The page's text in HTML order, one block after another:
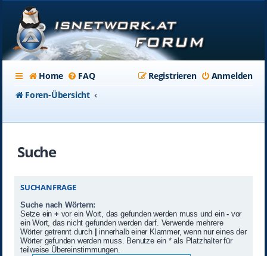
Home FAQ Anmelden
Registrieren
Foren-Übersicht
Suche
SUCHANFRAGE
Suche nach Wörtern:
Setze ein + vor ein Wort, das gefunden werden muss und ein-vor
ein Wort, das nicht gefunden werden darf. Verwende mehrere
Wörter getrennt durch | innerhalb einer Klammer, wenn nur eines der
Wörter gefunden werden muss. Benutze ein * als Platzhalter für
teilweise Übereinstimmungen.